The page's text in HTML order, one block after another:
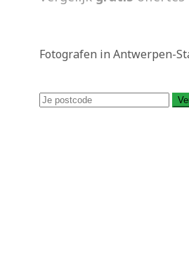
Fotografen in Antwerpen-